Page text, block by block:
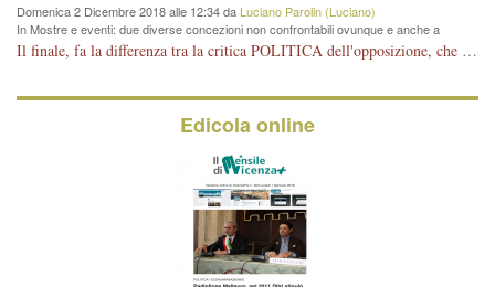
Domenica 2 Dicembre 2018 alle 12:34 da Luciano Parolin (Luciano)
In Mostre e eventi: due diverse concezioni non confrontabili ovunque e anche a
Vicenza
Il finale, fa la differenza tra la critica POLITICA dell'opposizione, che ha perso le elezioni ed è minoranza e non trova altri argomenti per politicizzare sul sito qua o là ? La critica d'arte invece è un'altra cosa che lascio agli altri. Per ora mi basta la lezione magistrale del prof. Giulianati.
Edicola online